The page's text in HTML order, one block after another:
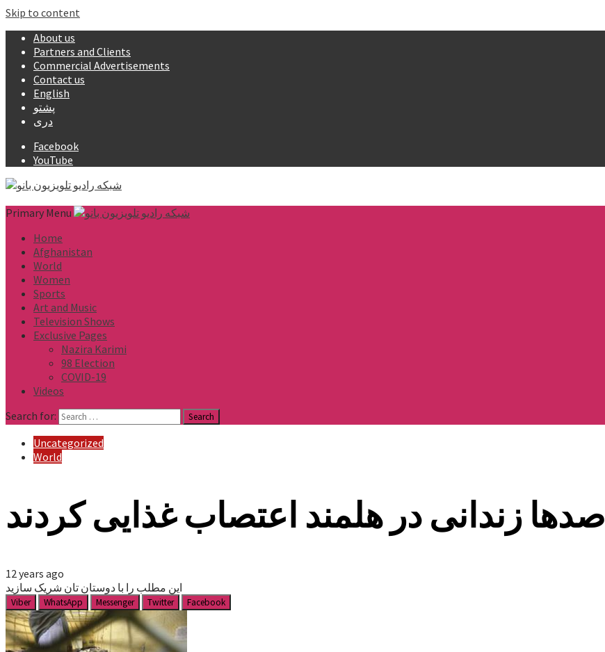
Skip to content
About us
Partners and Clients
Commercial Advertisements
Contact us
English
پشتو
دری
Facebook
YouTube
Primary Menu
Home
Afghanistan
World
Women
Sports
Art and Music
Television Shows
Exclusive Pages
Nazira Karimi
98 Election
COVID-19
Videos
Search for:
Uncategorized
World
صدها زندانی در هلمند اعتصاب غذایی کردند
12 years ago
این مطلب را با دوستان تان شریک سازید
Viber WhatsApp Messenger Twitter Facebook